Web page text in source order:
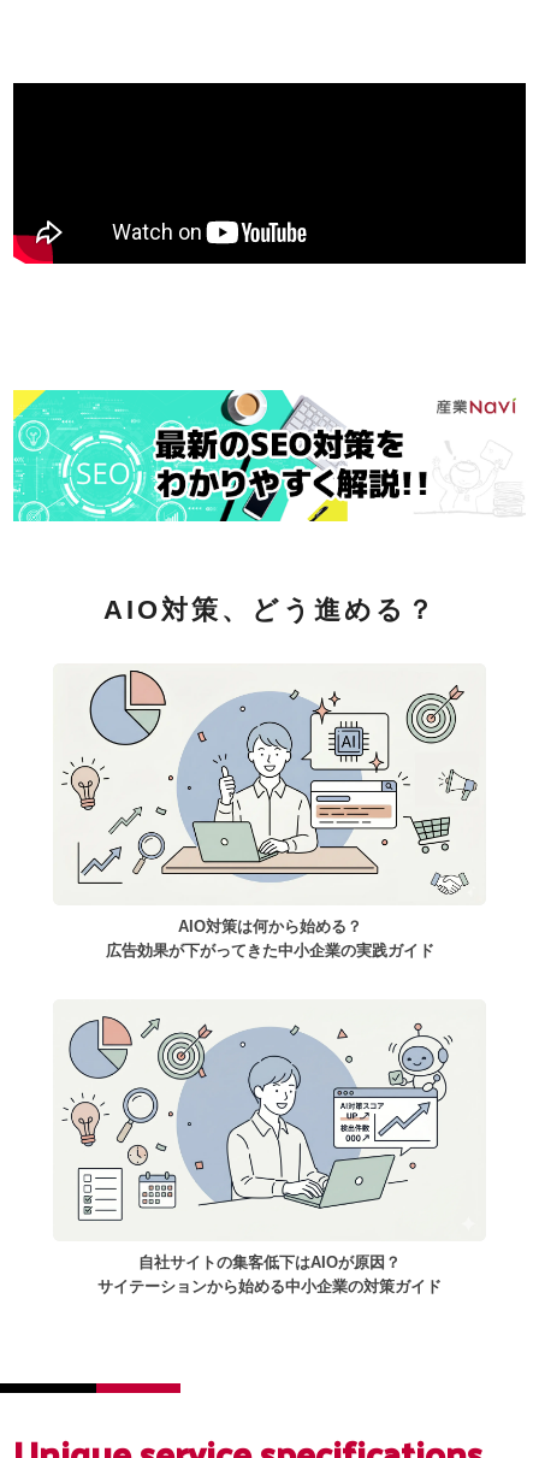
AIO対策、どう進める？
AIO対策は何から始める？
広告効果が下がってきた中小企業の実践ガイド
自社サイトの集客低下はAIOが原因？
サイテーションから始める中小企業の対策ガイド